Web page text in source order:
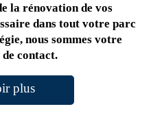
la rénovation de vos
dans tout votre parc
nous sommes votre
contact.
plus